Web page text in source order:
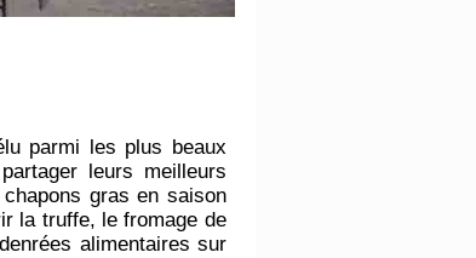
parmi les plus beaux
leurs meilleurs
gras en saison
la truffe, le fromage de
alimentaires sur